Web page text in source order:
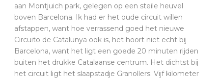
aan Montjuich park, gelegen op een steile heuvel
boven Barcelona. Ik had er het oude circuit willen
afstappen, want hoe verrassend goed het nieuwe
Circuito de Catalunya ook is, het hoort niet echt bij
Barcelona, want het ligt een goede 20 minuten rijden
buiten het drukke Catalaanse centrum. Het dichtst bij
het circuit ligt het slaapstadje Granollers. Vijf kilometer